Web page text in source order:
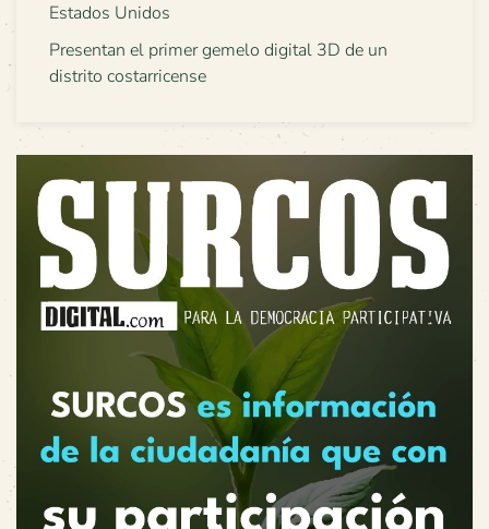
Estados Unidos
Presentan el primer gemelo digital 3D de un
distrito costarricense